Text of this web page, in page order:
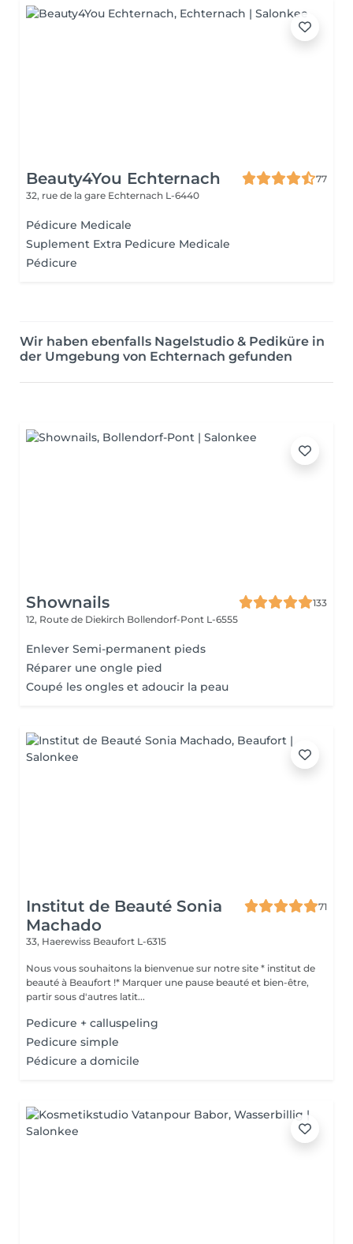
Beauty4You Echternach
77
32, rue de la gare Echternach L-6440
Pédicure Medicale
Suplement Extra Pedicure Medicale
Pédicure
Wir haben ebenfalls Nagelstudio & Pediküre in
der Umgebung von Echternach gefunden
Shownails
133
12, Route de Diekirch Bollendorf-Pont L-6555
Enlever Semi-permanent pieds
Réparer une ongle pied
Coupé les ongles et adoucir la peau
Institut de Beauté Sonia
Machado
71
33, Haerewiss Beaufort L-6315
Nous vous souhaitons la bienvenue sur notre site * institut de
beauté à Beaufort !* Marquer une pause beauté et bien-être,
partir sous d'autres latit...
Pedicure + calluspeling
Pedicure simple
Pédicure a domicile